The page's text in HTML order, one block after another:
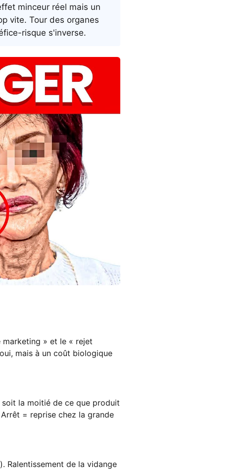
minceur réel mais un
vite. Tour des organes
risque s'inverse.
» et le « rejet
mais à un coût biologique
soit la moitié de ce que produit
= reprise chez la grande
Ralentissement de la vidange